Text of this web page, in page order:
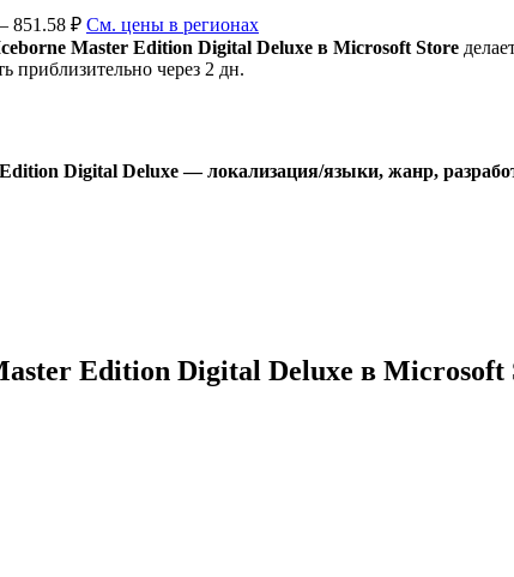
851.58 ₽ См. цены в регионах
Master Edition Digital Deluxe в Microsoft Store
через 2 дн.
Digital Deluxe — локализация/языки, жанр,
Edition Digital Deluxe в Microsoft